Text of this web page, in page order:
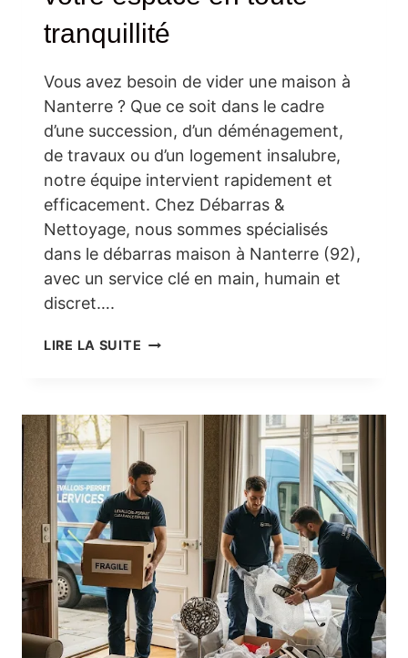
tranquillité
Vous avez besoin de vider une maison à
Nanterre ? Que ce soit dans le cadre
d’une succession, d’un déménagement,
de travaux ou d’un logement insalubre,
notre équipe intervient rapidement et
efficacement. Chez Débarras &
Nettoyage, nous sommes spécialisés
dans le débarras maison à Nanterre (92),
avec un service clé en main, humain et
discret….
LIRE LA SUITE DÉBARRAS
(92)
:
VOTRE
ESPACE
EN
TOUTE
TRANQUILLITÉ